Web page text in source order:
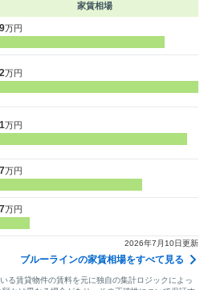
家賃相場
万円
万円
万円
万円
万円
2026年7月10日更新
ブルーラインの家賃相場をすべて見る
る賃貸物件の賃料を元に独自の集計ロジックによっ